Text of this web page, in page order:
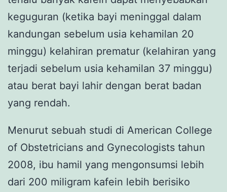
keguguran (ketika bayi meninggal dalam
kandungan sebelum usia kehamilan 20
minggu) kelahiran prematur (kelahiran yang
terjadi sebelum usia kehamilan 37 minggu)
atau berat bayi lahir dengan berat badan
yang rendah.
Menurut sebuah studi di American College
of Obstetricians and Gynecologists tahun
2008, ibu hamil yang mengonsumsi lebih
dari 200 miligram kafein lebih berisiko